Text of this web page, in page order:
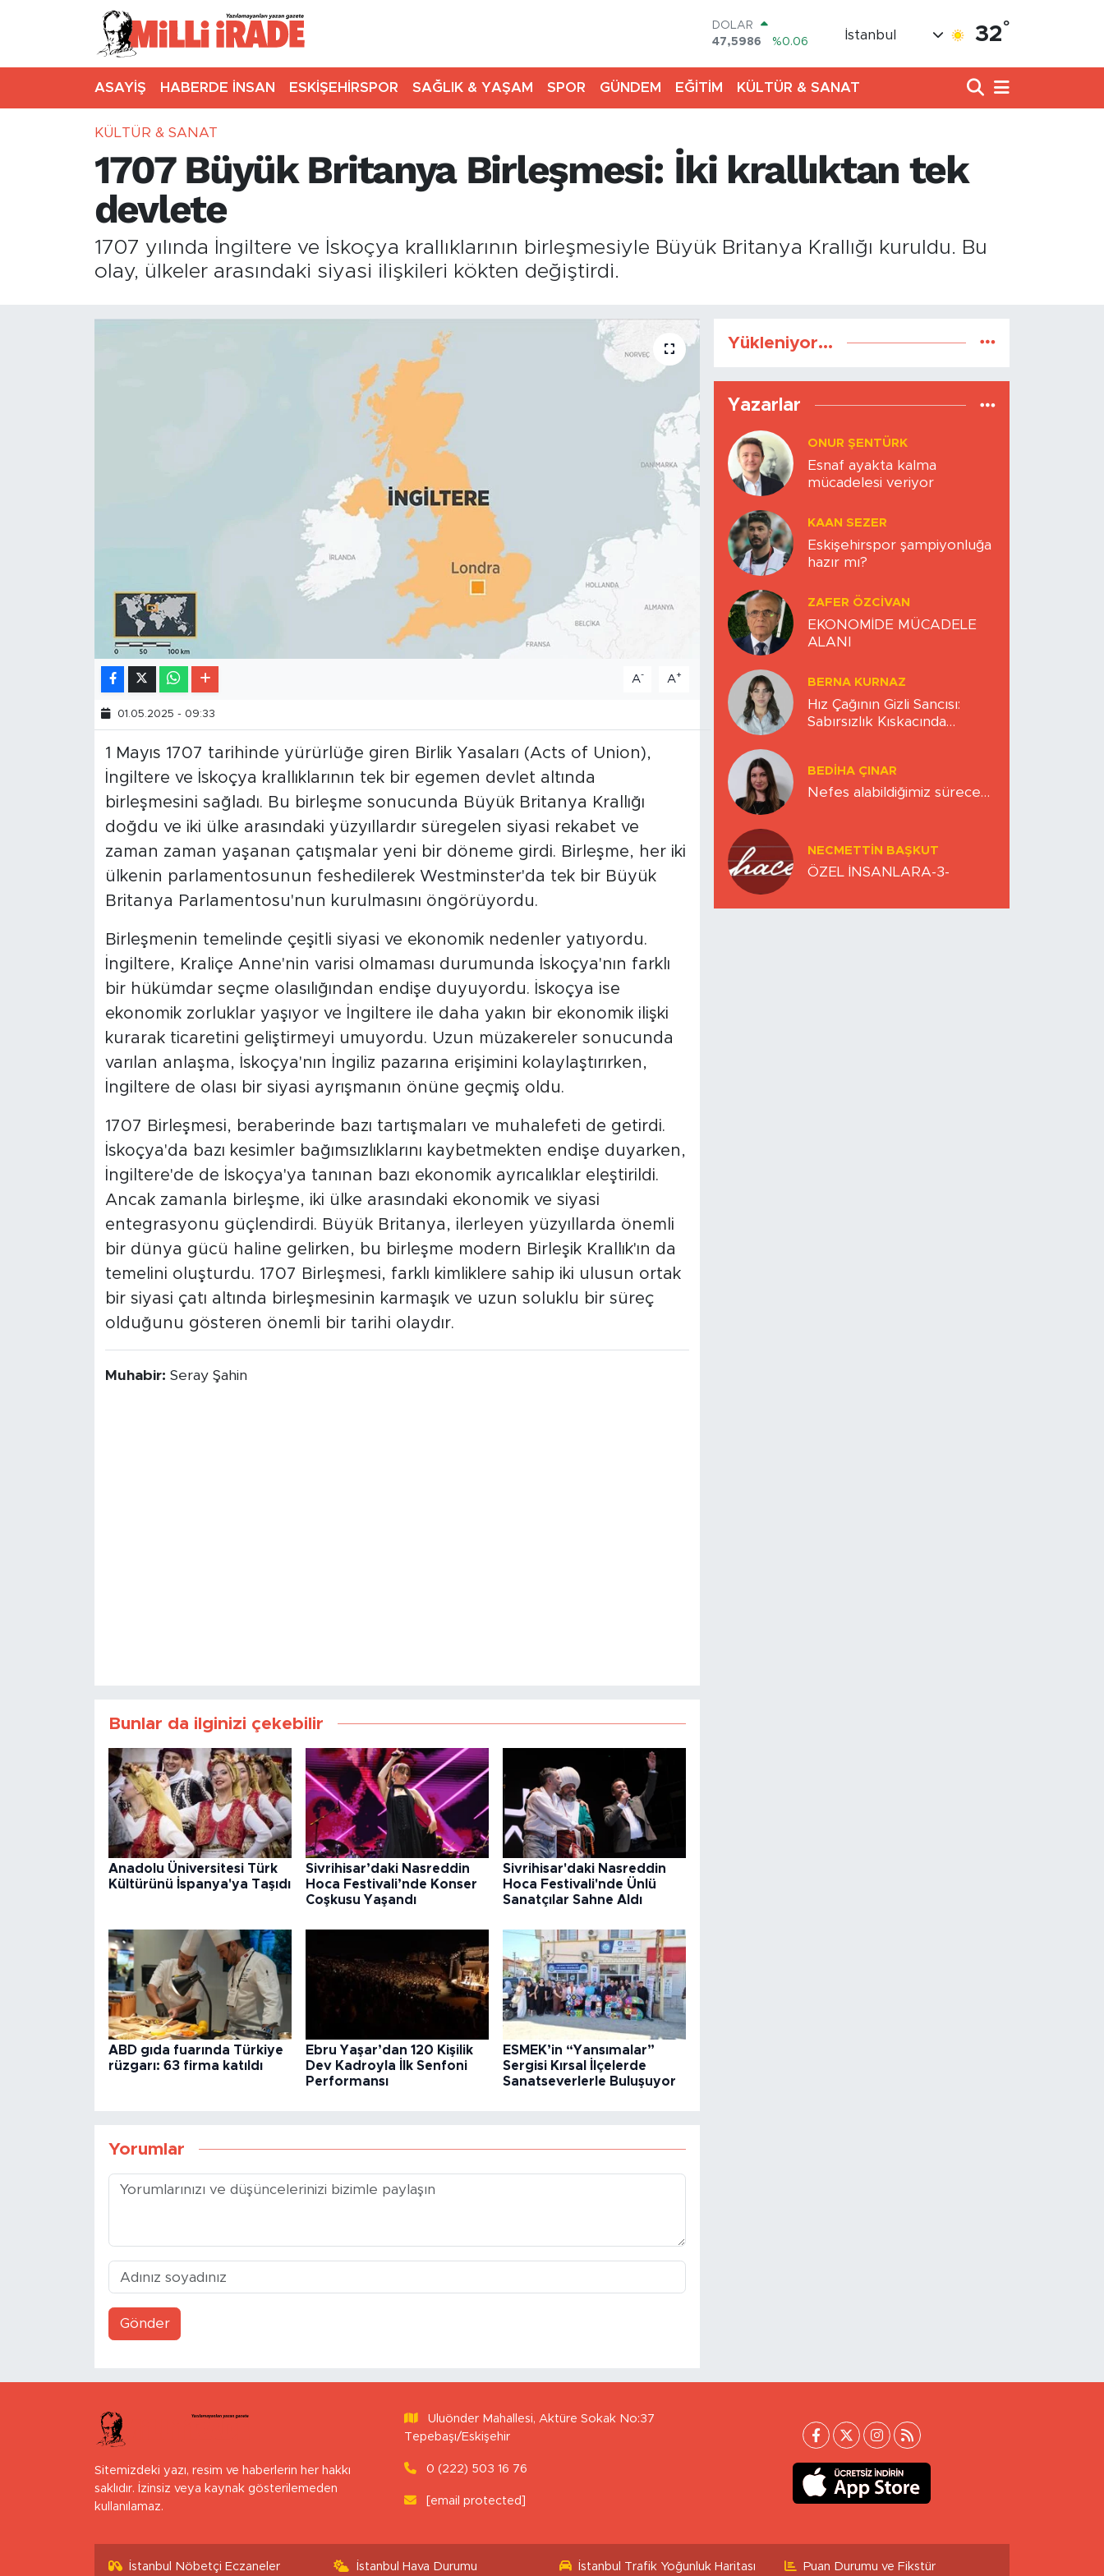
DOLAR
47,5986
%0.06
STERLİN
64,2438
%0.21
BİST100
13.768
%48
İstanbul 32°
ASAYİŞ HABERDE İNSAN ESKİŞEHİRSPOR SAĞLIK & YAŞAM SPOR GÜNDEM EĞİTİM KÜLTÜR & SANAT
KÜLTÜR & SANAT
1707 Büyük Britanya Birleşmesi: İki krallıktan tek
devlete
1707 yılında İngiltere ve İskoçya krallıklarının birleşmesiyle Büyük Britanya Krallığı kuruldu. Bu
olay, ülkeler arasındaki siyasi ilişkileri kökten değiştirdi.
A- A+
01.05.2025 - 09:33
1 Mayıs 1707 tarihinde yürürlüğe giren Birlik Yasaları (Acts of Union),
İngiltere ve İskoçya krallıklarının tek bir egemen devlet altında
birleşmesini sağladı. Bu birleşme sonucunda Büyük Britanya Krallığı
doğdu ve iki ülke arasındaki yüzyıllardır süregelen siyasi rekabet ve
zaman zaman yaşanan çatışmalar yeni bir döneme girdi. Birleşme, her iki
ülkenin parlamentosunun feshedilerek Westminster'da tek bir Büyük
Britanya Parlamentosu'nun kurulmasını öngörüyordu.
Birleşmenin temelinde çeşitli siyasi ve ekonomik nedenler yatıyordu.
İngiltere, Kraliçe Anne'nin varisi olmaması durumunda İskoçya'nın farklı
bir hükümdar seçme olasılığından endişe duyuyordu. İskoçya ise
ekonomik zorluklar yaşıyor ve İngiltere ile daha yakın bir ekonomik ilişki
kurarak ticaretini geliştirmeyi umuyordu. Uzun müzakereler sonucunda
varılan anlaşma, İskoçya'nın İngiliz pazarına erişimini kolaylaştırırken,
İngiltere de olası bir siyasi ayrışmanın önüne geçmiş oldu.
1707 Birleşmesi, beraberinde bazı tartışmaları ve muhalefeti de getirdi.
İskoçya'da bazı kesimler bağımsızlıklarını kaybetmekten endişe duyarken,
İngiltere'de de İskoçya'ya tanınan bazı ekonomik ayrıcalıklar eleştirildi.
Ancak zamanla birleşme, iki ülke arasındaki ekonomik ve siyasi
entegrasyonu güçlendirdi. Büyük Britanya, ilerleyen yüzyıllarda önemli
bir dünya gücü haline gelirken, bu birleşme modern Birleşik Krallık'ın da
temelini oluşturdu. 1707 Birleşmesi, farklı kimliklere sahip iki ulusun ortak
bir siyasi çatı altında birleşmesinin karmaşık ve uzun soluklu bir süreç
olduğunu gösteren önemli bir tarihi olaydır.
Muhabir: Seray Şahin
Bunlar da ilginizi çekebilir
Anadolu Üniversitesi Türk
Kültürünü İspanya'ya Taşıdı
Sivrihisar’daki Nasreddin
Hoca Festivali’nde Konser
Coşkusu Yaşandı
Sivrihisar'daki Nasreddin
Hoca Festivali'nde Ünlü
Sanatçılar Sahne Aldı
ABD gıda fuarında Türkiye
rüzgarı: 63 firma katıldı
Ebru Yaşar’dan 120 Kişilik
Dev Kadroyla İlk Senfoni
Performansı
ESMEK’in “Yansımalar”
Sergisi Kırsal İlçelerde
Sanatseverlerle Buluşuyor
Yorumlar
Gönder
Yükleniyor...
Yazarlar
ONUR ŞENTÜRK
Esnaf ayakta kalma
mücadelesi veriyor
KAAN SEZER
Eskişehirspor şampiyonluğa
hazır mı?
ZAFER ÖZCIVAN
EKONOMİDE MÜCADELE
ALANI
BERNA KURNAZ
Hız Çağının Gizli Sancısı:
Sabırsızlık Kıskacında
BEDIHA ÇINAR
Nefes alabildiğimiz sürece…
NECMETTIN BAŞKUT
ÖZEL İNSANLARA-3-
Sitemizdeki yazı, resim ve haberlerin her hakkı
saklıdır. İzinsiz veya kaynak gösterilemeden
kullanılamaz.
Uluönder Mahallesi, Aktüre Sokak No:37
Tepebaşı/Eskişehir
0 (222) 503 16 76
[email protected]
İstanbul Nöbetçi Eczaneler İstanbul Hava Durumu İstanbul Trafik Yoğunluk Haritası Puan Durumu ve Fikstür